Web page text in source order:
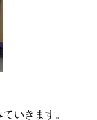
いきます。